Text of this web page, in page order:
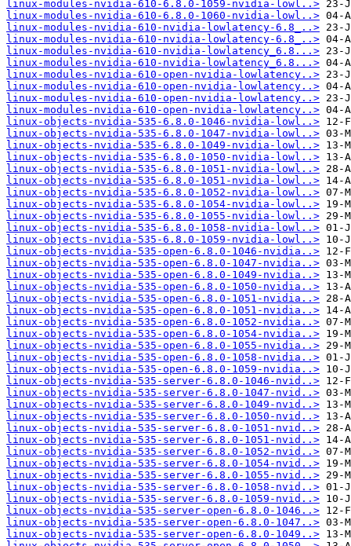
linux-modules-nvidia-610-6.8.0-1059-nvidia-lowl..>
linux-modules-nvidia-610-6.8.0-1060-nvidia-lowl..>
linux-modules-nvidia-610-nvidia-lowlatency-6.8_..>
linux-modules-nvidia-610-nvidia-lowlatency-6.8_..>
linux-modules-nvidia-610-nvidia-lowlatency_6.8...>
linux-modules-nvidia-610-nvidia-lowlatency_6.8...>
linux-modules-nvidia-610-open-nvidia-lowlatency..>
linux-modules-nvidia-610-open-nvidia-lowlatency..>
linux-modules-nvidia-610-open-nvidia-lowlatency..>
linux-modules-nvidia-610-open-nvidia-lowlatency..>
linux-objects-nvidia-535-6.8.0-1046-nvidia-lowl..>
linux-objects-nvidia-535-6.8.0-1047-nvidia-lowl..>
linux-objects-nvidia-535-6.8.0-1049-nvidia-lowl..>
linux-objects-nvidia-535-6.8.0-1050-nvidia-lowl..>
linux-objects-nvidia-535-6.8.0-1051-nvidia-lowl..>
linux-objects-nvidia-535-6.8.0-1051-nvidia-lowl..>
linux-objects-nvidia-535-6.8.0-1052-nvidia-lowl..>
linux-objects-nvidia-535-6.8.0-1054-nvidia-lowl..>
linux-objects-nvidia-535-6.8.0-1055-nvidia-lowl..>
linux-objects-nvidia-535-6.8.0-1058-nvidia-lowl..>
linux-objects-nvidia-535-6.8.0-1059-nvidia-lowl..>
linux-objects-nvidia-535-open-6.8.0-1046-nvidia..>
linux-objects-nvidia-535-open-6.8.0-1047-nvidia..>
linux-objects-nvidia-535-open-6.8.0-1049-nvidia..>
linux-objects-nvidia-535-open-6.8.0-1050-nvidia..>
linux-objects-nvidia-535-open-6.8.0-1051-nvidia..>
linux-objects-nvidia-535-open-6.8.0-1051-nvidia..>
linux-objects-nvidia-535-open-6.8.0-1052-nvidia..>
linux-objects-nvidia-535-open-6.8.0-1054-nvidia..>
linux-objects-nvidia-535-open-6.8.0-1055-nvidia..>
linux-objects-nvidia-535-open-6.8.0-1058-nvidia..>
linux-objects-nvidia-535-open-6.8.0-1059-nvidia..>
linux-objects-nvidia-535-server-6.8.0-1046-nvid..>
linux-objects-nvidia-535-server-6.8.0-1047-nvid..>
linux-objects-nvidia-535-server-6.8.0-1049-nvid..>
linux-objects-nvidia-535-server-6.8.0-1050-nvid..>
linux-objects-nvidia-535-server-6.8.0-1051-nvid..>
linux-objects-nvidia-535-server-6.8.0-1051-nvid..>
linux-objects-nvidia-535-server-6.8.0-1052-nvid..>
linux-objects-nvidia-535-server-6.8.0-1054-nvid..>
linux-objects-nvidia-535-server-6.8.0-1055-nvid..>
linux-objects-nvidia-535-server-6.8.0-1058-nvid..>
linux-objects-nvidia-535-server-6.8.0-1059-nvid..>
linux-objects-nvidia-535-server-open-6.8.0-1046..>
linux-objects-nvidia-535-server-open-6.8.0-1047..>
linux-objects-nvidia-535-server-open-6.8.0-1049..>